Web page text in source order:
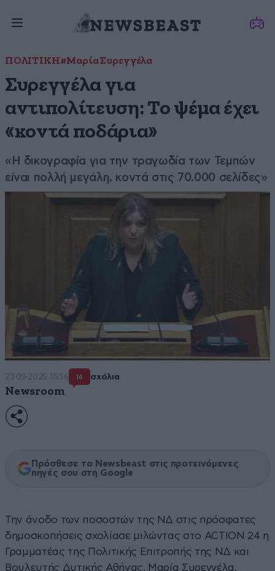
ΠΟΛΙΤΙΚΗ#Μαρία Συρεγγέλα
Συρεγγέλα για
αντιπολίτευση: Το ψέμα έχει
«κοντά ποδάρια»
«Η δικογραφία για την τραγωδία των Τεμπών
είναι πολλή μεγάλη, κοντά στις 70.000 σελίδες»
23·05·2025 15:16 14 σχόλια
Newsroom
Πρόσθεσε το Newsbeast στις προτεινόμενες
πηγές σου στη Google
Την άνοδο των ποσοστών της ΝΔ στις πρόσφατες
δημοσκοπήσεις σχολίασε μιλώντας στο ACTION 24 η
Γραμματέας της Πολιτικής Επιτροπής της ΝΔ και
Βουλευτής Δυτικής Αθήνας, Μαρία Συρεγγέλα,